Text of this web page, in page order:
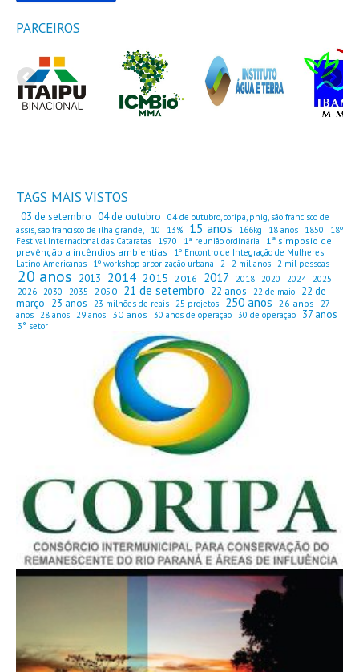
PARCEIROS
TAGS MAIS VISTOS
03 de setembro 04 de outubro
04 de outubro, coripa, pnig, são francisco de
assis, são francisco de ilha grande,
10 13% 15 anos 166kg 18 anos 1850
18º
Festival Internacional das Cataratas
1970 1ª reunião ordinária
1ª simposio de
prevênção a incêndios ambientias
1º Encontro de Integração de Mulheres
Latino-Americanas
1º workshop arborização urbana 2 2 mil anos 2 mil pessoas
20 anos 2013 2014 2015 2016 2017 2018 2020 2024
2025
2026
2030 2035 2050 21 de setembro 22 anos 22 de maio
22 de
março 23 anos 23 milhões de reais 25 projetos 250 anos 26 anos
27
anos
28 anos 29 anos 30 anos 30 anos de operação 30 de operação 37 anos
3° setor